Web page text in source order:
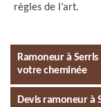
règles de l’art.
Ramoneur à
votre cheminée
Devis ramoneur à